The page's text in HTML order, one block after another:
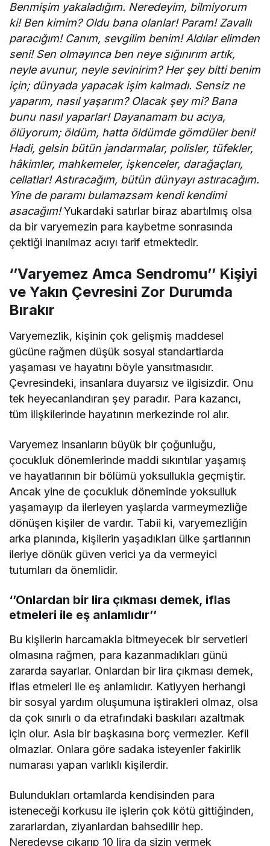
Benmişim yakaladığım. Neredeyim, bilmiyorum
ki! Ben kimim? Oldu bana olanlar! Param! Zavallı
paracığım! Canım, sevgilim benim! Aldılar elimden
seni! Sen olmayınca ben neye sığınırım artık,
neyle avunur, neyle sevinirim? Her şey bitti benim
için; dünyada yapacak işim kalmadı. Sensiz ne
yaparım, nasıl yaşarım? Olacak şey mi? Bana
bunu nasıl yaparlar! Dayanamam bu acıya,
ölüyorum; öldüm, hatta öldümde gömdüler beni!
Hadi, gelsin bütün jandarmalar, polisler, tüfekler,
hâkimler, mahkemeler, işkenceler, darağaçları,
cellatlar! Astıracağım, bütün dünyayı astıracağım.
Yine de paramı bulamazsam kendi kendimi
asacağım!Yukardaki satırlar biraz abartılmış olsa
da bir varyemezin para kaybetme sonrasında
çektiği inanılmaz acıyı tarif etmektedir.
‘’Varyemez Amca Sendromu’’ Kişiyi
ve Yakın Çevresini Zor Durumda
Bırakır
Varyemezlik, kişinin çok gelişmiş maddesel
gücüne rağmen düşük sosyal standartlarda
yaşaması ve hayatını böyle yansıtmasıdır.
Çevresindeki, insanlara duyarsız ve ilgisizdir. Onu
tek heyecanlandıran şey paradır. Para kazancı,
tüm ilişkilerinde hayatının merkezinde rol alır.
Varyemez insanların büyük bir çoğunluğu,
çocukluk dönemlerinde maddi sıkıntılar yaşamış
ve hayatlarının bir bölümü yoksullukla geçmiştir.
Ancak yine de çocukluk döneminde yoksulluk
yaşamayıp da ilerleyen yaşlarda varmeymezliğe
dönüşen kişiler de vardır. Tabii ki, varyemezliğin
arka planında, kişilerin yaşadıkları ülke şartlarının
ileriye dönük güven verici ya da vermeyici
tutumları da önemlidir.
‘’Onlardan bir lira çıkması demek, iflas
etmeleri ile eş anlamlıdır’’
Bu kişilerin harcamakla bitmeyecek bir servetleri
olmasına rağmen, para kazanmadıkları günü
zararda sayarlar. Onlardan bir lira çıkması demek,
iflas etmeleri ile eş anlamlıdır. Katiyyen herhangi
bir sosyal yardım oluşumuna iştirakleri olmaz, olsa
da çok sınırlı o da etrafındaki baskıları azaltmak
için olur. Asla bir başkasına borç vermezler. Kefil
olmazlar. Onlara göre sadaka isteyenler fakirlik
numarası yapan varlıklı kişilerdir.
Bulundukları ortamlarda kendisinden para
isteneceği korkusu ile işlerin çok kötü gittiğinden,
zararlardan, ziyanlardan bahsedilir hep.
Neredeyse çıkarıp 10 lira da sizin vermek